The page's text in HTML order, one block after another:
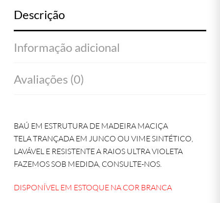
Descrição
Informação adicional
Avaliações (0)
BAÚ EM ESTRUTURA DE MADEIRA MACIÇA
TELA TRANÇADA EM JUNCO OU VIME SINTÉTICO,
LAVÁVEL E RESISTENTE A RAIOS ULTRA VIOLETA
FAZEMOS SOB MEDIDA, CONSULTE-NOS.
DISPONÍVEL EM ESTOQUE NA COR BRANCA